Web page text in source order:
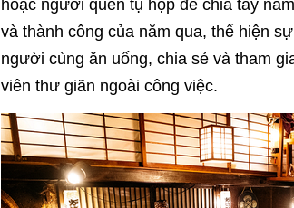
hoặc người quen tụ họp để chia tay
và thành công của năm qua, thể hiện
người cùng ăn uống, chia sẻ và tham
viên thư giãn ngoài công việc.